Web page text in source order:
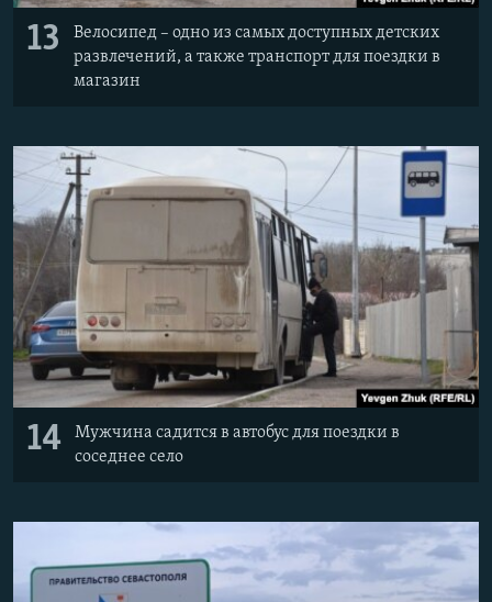
13
Велосипед – одно из самых доступных детских
развлечений, а также транспорт для поездки в
магазин
14
Мужчина садится в автобус для поездки в
соседнее село